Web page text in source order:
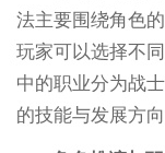
法主要围绕角色
玩家可以选择不
中的职业分为战
的技能与发展方向